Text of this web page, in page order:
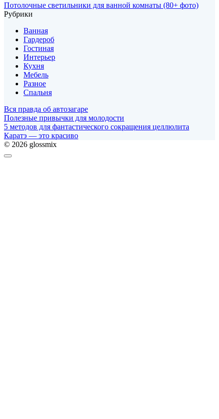
Потолочные светильники для ванной комнаты (80+ фото)
Рубрики
Ванная
Гардероб
Гостиная
Интерьер
Кухня
Мебель
Разное
Спальня
Вся правда об автозагаре
Полезные привычки для молодости
5 методов для фантастического сокращения целлюлита
Каратэ — это красиво
© 2026 glossmix